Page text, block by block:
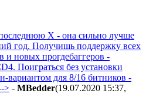
Х - она сильно лучше
год. Получишь поддержку всех
и новых прогдебаггеров -
Поиграться без установки
вариантом для 8/16 битников -
> - MBedder(19.07.2020 15:37,